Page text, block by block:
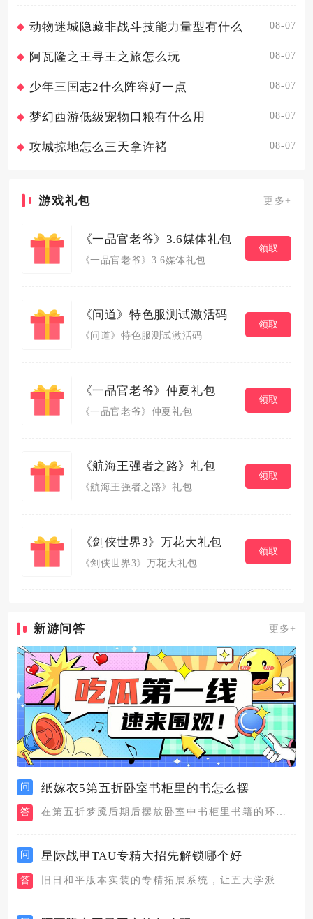
动物迷城隐藏非战斗技能力量型有什么 08-07
阿瓦隆之王寻王之旅怎么玩 08-07
少年三国志2什么阵容好一点 08-07
梦幻西游低级宠物口粮有什么用 08-07
攻城掠地怎么三天拿许褚 08-07
游戏礼包 更多+
《一品官老爷》3.6媒体礼包
《一品官老爷》3.6媒体礼包
领取
《问道》特色服测试激活码
《问道》特色服测试激活码
领取
《一品官老爷》仲夏礼包
《一品官老爷》仲夏礼包
领取
《航海王强者之路》礼包
《航海王强者之路》礼包
领取
《剑侠世界3》万花大礼包
《剑侠世界3》万花大礼包
领取
新游问答 更多+
问 纸嫁衣5第五折卧室书柜里的书怎么摆
答 在第五折梦魇后期后摆放卧室中书柜里书籍的环节，需要先从教室里...
问 星际战甲TAU专精大招先解锁哪个好
答